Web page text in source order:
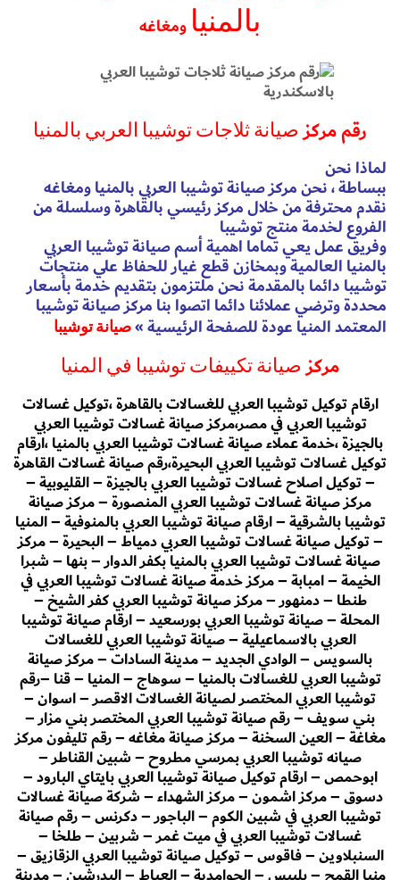
بالمنيا ومغاغه
رقم مركزصيانة ثلاجات توشيبا العربي بالمنيا
لماذا نحن
ببساطة ، نحن مركز صيانة توشيبا العربي بالمنيا ومغاغه
نقدم محترفة من خلال مركز رئيسي بالقاهرة وسلسلة من
الفروع لخدمة منتج توشيبا
وفريق عمل يعي تماما اهمية أسم صيانة توشيبا العربي
بالمنيا العالمية وبمخازن قطع غيار للحفاظ علي منتجات
توشيبا دائما بالمقدمة نحن ملتزمون بتقديم خدمة بأسعار
محددة وترضي عملائنا دائما اتصوا بنا مركز صيانة توشيبا
المعتمد المنيا عودة للصفحة الرئيسية»صيانة توشيبا
مركزصيانة تكييفات توشيبا في المنيا
ارقام توكيل توشيبا العربي للغسالات بالقاهرة ،توكيل غسالات
توشيبا العربي في مصر،مركز صيانة غسالات توشيبا العربي
بالجيزة ،خدمة عملاء صيانة غسالات توشيبا العربي بالمنيا ،ارقام
توكيل غسالات توشيبا العربي البحيرة،رقم صيانة غسالات القاهرة
– توكيل اصلاح غسالات توشيبا العربي بالجيزة – القليوبية –
مركز صيانة غسالات توشيبا العربي المنصورة – مركز صيانة
توشيبا بالشرقية – ارقام صيانة توشيبا العربي بالمنوفية – المنيا
– توكيل صيانة غسالات توشيبا العربي دمياط – البحيرة – مركز
صيانة غسالات توشيبا العربي بالمنيا بكفر الدوار – بنها – شبرا
الخيمة – امبابة – مركز خدمة صيانة غسالات توشيبا العربي في
طنطا – دمنهور – مركز صيانة توشيبا العربي كفر الشيخ –
المحلة – صيانة توشيبا العربي بورسعيد – ارقام صيانة توشيبا
العربي بالاسماعيلية – صيانة توشيبا العربي للغسالات
بالسويس – الوادي الجديد – مدينة السادات – مركز صيانة
توشيبا العربي للغسالات بالمنيا – سوهاج – المنيا – قنا –رقم
توشيبا العربي المختصر لصيانة الغسالات الاقصر – اسوان –
بني سويف – رقم صيانة توشيبا العربي المختصر بني مزار –
مغاغة – العين السخنة – مركز صيانة مغاغه – رقم تليفون مركز
صيانه توشيبا العربي بمرسي مطروح – شبين القناطر –
ابوحمص – ارقام توكيل صيانة توشيبا العربي بايتاي البارود –
دسوق – مركز اشمون – مركز الشهداء – شركة صيانة غسالات
توشيبا العربي في شبين الكوم – الباجور – دكرنس – رقم صيانة
غسالات توشيبا العربي في ميت غمر – شربين – طلخا –
السنبلاوين – فاقوس – توكيل صيانة توشيبا العربي الزقازيق –